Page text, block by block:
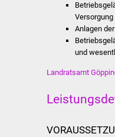
Anlagen
und
Landratsamt